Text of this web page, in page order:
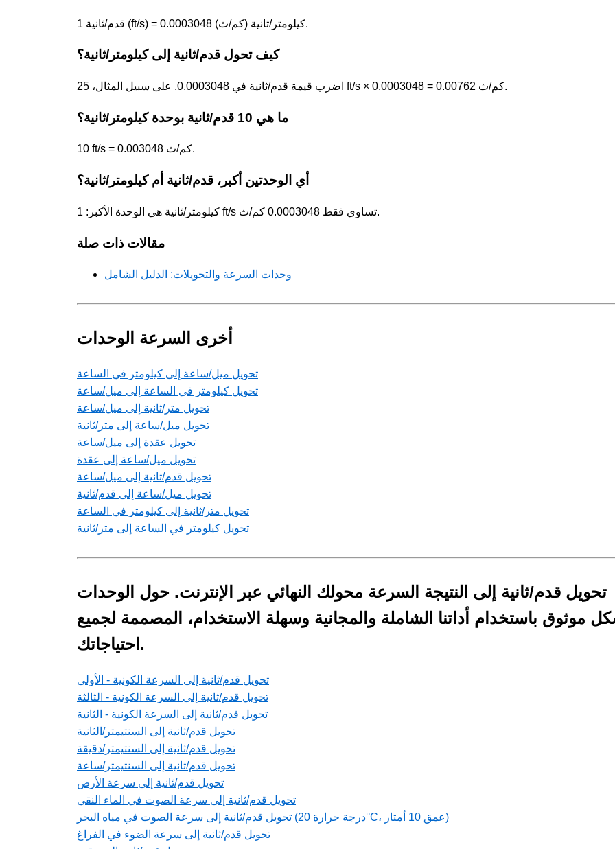
1 قدم/ثانية (ft/s) = 0.0003048 كيلومتر/ثانية (كم/ث).
كيف تحول قدم/ثانية إلى كيلومتر/ثانية؟
اضرب قيمة قدم/ثانية في 0.0003048. على سبيل المثال، 25 ft/s × 0.0003048 = 0.00762 كم/ث.
ما هي 10 قدم/ثانية بوحدة كيلومتر/ثانية؟
10 ft/s = 0.003048 كم/ث.
أي الوحدتين أكبر، قدم/ثانية أم كيلومتر/ثانية؟
كيلومتر/ثانية هي الوحدة الأكبر: 1 ft/s تساوي فقط 0.0003048 كم/ث.
مقالات ذات صلة
وحدات السرعة والتحويلات: الدليل الشامل
أخرى السرعة الوحدات
تحويل ميل/ساعة إلى كيلومتر في الساعة
تحويل كيلومتر في الساعة إلى ميل/ساعة
تحويل متر/ثانية إلى ميل/ساعة
تحويل ميل/ساعة إلى متر/ثانية
تحويل عقدة إلى ميل/ساعة
تحويل ميل/ساعة إلى عقدة
تحويل قدم/ثانية إلى ميل/ساعة
تحويل ميل/ساعة إلى قدم/ثانية
تحويل متر/ثانية إلى كيلومتر في الساعة
تحويل كيلومتر في الساعة إلى متر/ثانية
تحويل قدم/ثانية إلى النتيجة السرعة محولك النهائي عبر الإنترنت. حول الوحدات
موثوق باستخدام أداتنا الشاملة والمجانية وسهلة الاستخدام، المصممة لجميع
احتياجاتك.
تحويل قدم/ثانية إلى السرعة الكونية - الأولى
تحويل قدم/ثانية إلى السرعة الكونية - الثالثة
تحويل قدم/ثانية إلى السرعة الكونية - الثانية
تحويل قدم/ثانية إلى السنتيمتر/الثانية
تحويل قدم/ثانية إلى السنتيمتر/دقيقة
تحويل قدم/ثانية إلى السنتيمتر/ساعة
تحويل قدم/ثانية إلى سرعة الأرض
تحويل قدم/ثانية إلى سرعة الصوت في الماء النقي
تحويل قدم/ثانية إلى سرعة الصوت في مياه البحر (درجة حرارة 20°C، عمق 10 أمتار)
تحويل قدم/ثانية إلى سرعة الضوء في الفراغ